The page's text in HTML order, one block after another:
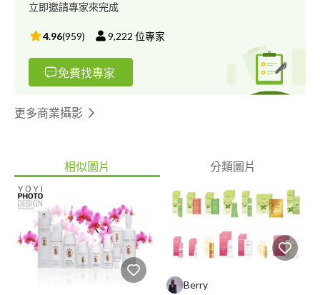
立即邀請專家來完成
4.96(959) 9,222 位專家
免費找專家
更多商業攝影
相似圖片 分類圖片
Berry